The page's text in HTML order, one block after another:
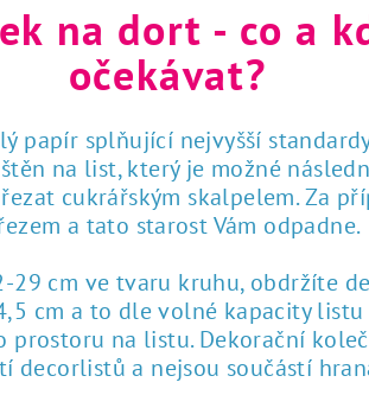
na dort - co a
očekávat?
papír splňující nejvyšší
na list, který je možné
cukrářským skalpelem. Za
a tato starost Vám odpadne.
cm ve tvaru kruhu, obdržíte
cm a to dle volné kapacity listu
na listu. Dekorační
decorlistů a nejsou součástí